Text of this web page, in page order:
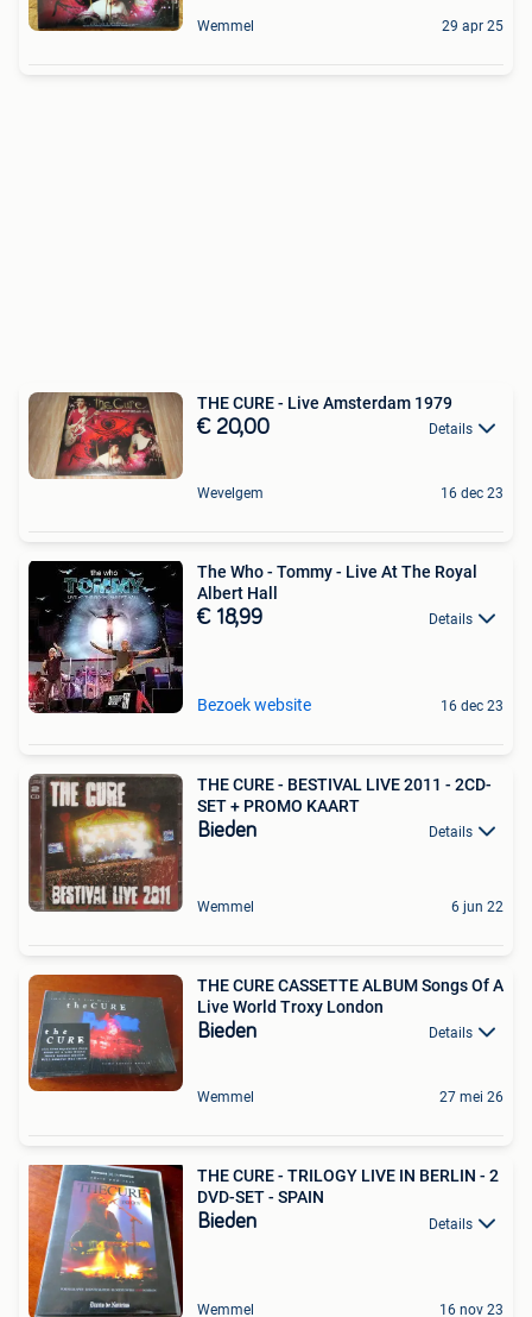
Wemmel 29 apr 25
THE CURE - Live Amsterdam 1979
€ 20,00 Details
Wevelgem 16 dec 23
The Who - Tommy - Live At The Royal
Albert Hall
€ 18,99 Details
Bezoek website 16 dec 23
THE CURE - BESTIVAL LIVE 2011 - 2CD-
SET + PROMO KAART
Bieden Details
Wemmel 6 jun 22
THE CURE CASSETTE ALBUM Songs Of A
Live World Troxy London
Bieden Details
Wemmel 27 mei 26
THE CURE - TRILOGY LIVE IN BERLIN - 2
DVD-SET - SPAIN
Bieden Details
Wemmel 16 nov 23